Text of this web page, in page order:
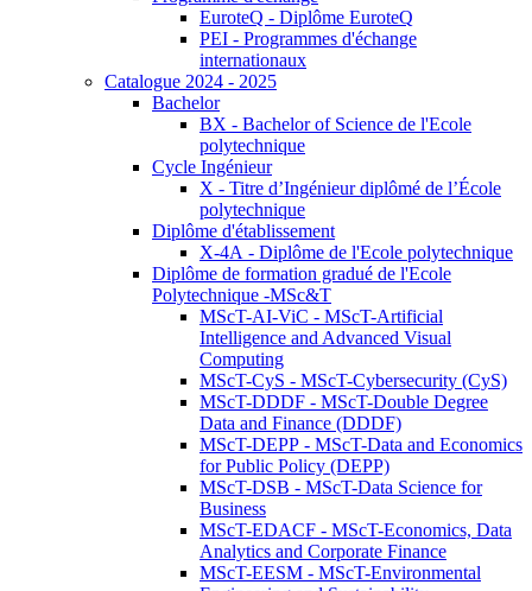
EuroteQ - Diplôme EuroteQ
PEI - Programmes d'échange
internationaux
Catalogue 2024 - 2025
Bachelor
BX - Bachelor of Science de l'Ecole
polytechnique
Cycle Ingénieur
X - Titre d’Ingénieur diplômé de l’École
polytechnique
Diplôme d'établissement
X-4A - Diplôme de l'Ecole polytechnique
Diplôme de formation gradué de l'Ecole
Polytechnique -MSc&T
MScT-AI-ViC - MScT-Artificial
Intelligence and Advanced Visual
Computing
MScT-CyS - MScT-Cybersecurity (CyS)
MScT-DDDF - MScT-Double Degree
Data and Finance (DDDF)
MScT-DEPP - MScT-Data and Economics
for Public Policy (DEPP)
MScT-DSB - MScT-Data Science for
Business
MScT-EDACF - MScT-Economics, Data
Analytics and Corporate Finance
MScT-EESM - MScT-Environmental